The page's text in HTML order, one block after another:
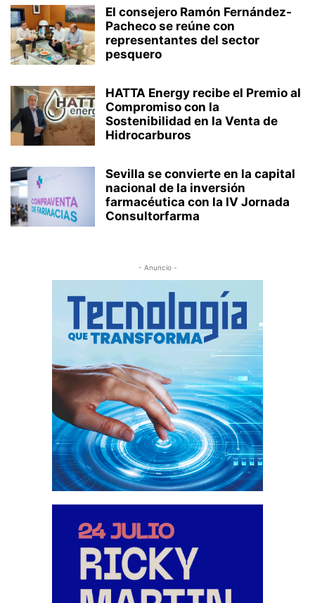
El consejero Ramón Fernández-
Pacheco se reúne con
representantes del sector
pesquero
HATTA Energy recibe el Premio al
Compromiso con la
Sostenibilidad en la Venta de
Hidrocarburos
Sevilla se convierte en la capital
nacional de la inversión
farmacéutica con la IV Jornada
Consultorfarma
- Anuncio -